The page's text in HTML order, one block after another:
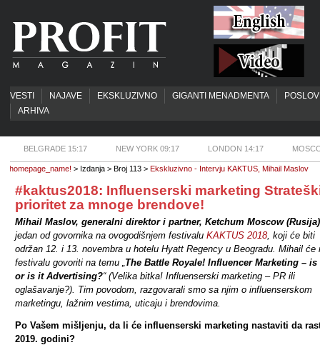
VESTI NAJAVE EKSKLUZIVNO GIGANTI MENADMENTA
ARHIVA
BELGRADE 15:17 NEW YORK 09:17 LONDON 14:17
homepage_name! > Izdanja > Broj 113 > Ekskluzivno - Intervju KAKTUS, Mihail Maslov
#kaktus2018: Influenserski marketing
prioritet za mnoge brendove!
Mihail Maslov, generalni direktor i partner, Ketchum Moscow
jedan od govornika na ovogodišnjem festivalu KAKTUS 2018, koji će biti
održan 12. i 13. novembra u hotelu Hyatt Regency u Beogradu. Mihail će
festivalu govoriti na temu „The Battle Royale! Influencer Marketing – is
or is it Advertising?“ (Velika bitka! Influenserski marketing – PR ili
oglašavanje?). Tim povodom, razgovarali smo sa njim o influenserskom
marketingu, lažnim vestima, uticaju i brendovima.
Po Vašem mišljenju, da li će influenserski marketing nastaviti da
2019. godini?